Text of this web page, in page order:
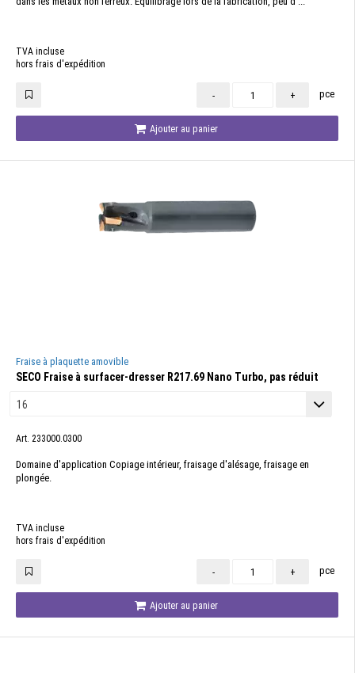
TVA incluse
hors frais d'expédition
- + pce
Ajouter au panier
Fraise à plaquette amovible
SECO Fraise à surfacer-dresser R217.69 Nano Turbo, pas réduit
Art. 233000.0300
Domaine d'application Copiage intérieur, fraisage d'alésage, fraisage en
plongée.
TVA incluse
hors frais d'expédition
- + pce
Ajouter au panier